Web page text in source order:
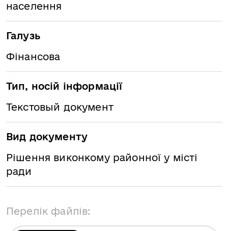
населення
Галузь
Фінансова
Тип, носій інформації
Текстовый документ
Вид документу
Рішення виконкому районної у місті
ради
Перелік файлів: